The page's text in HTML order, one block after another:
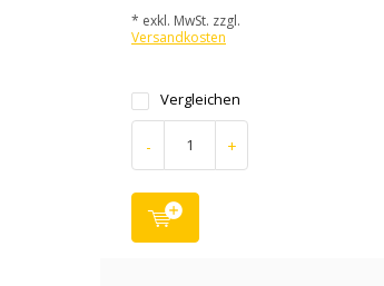
* exkl. MwSt. zzgl.
Versandkosten
Vergleichen
- +